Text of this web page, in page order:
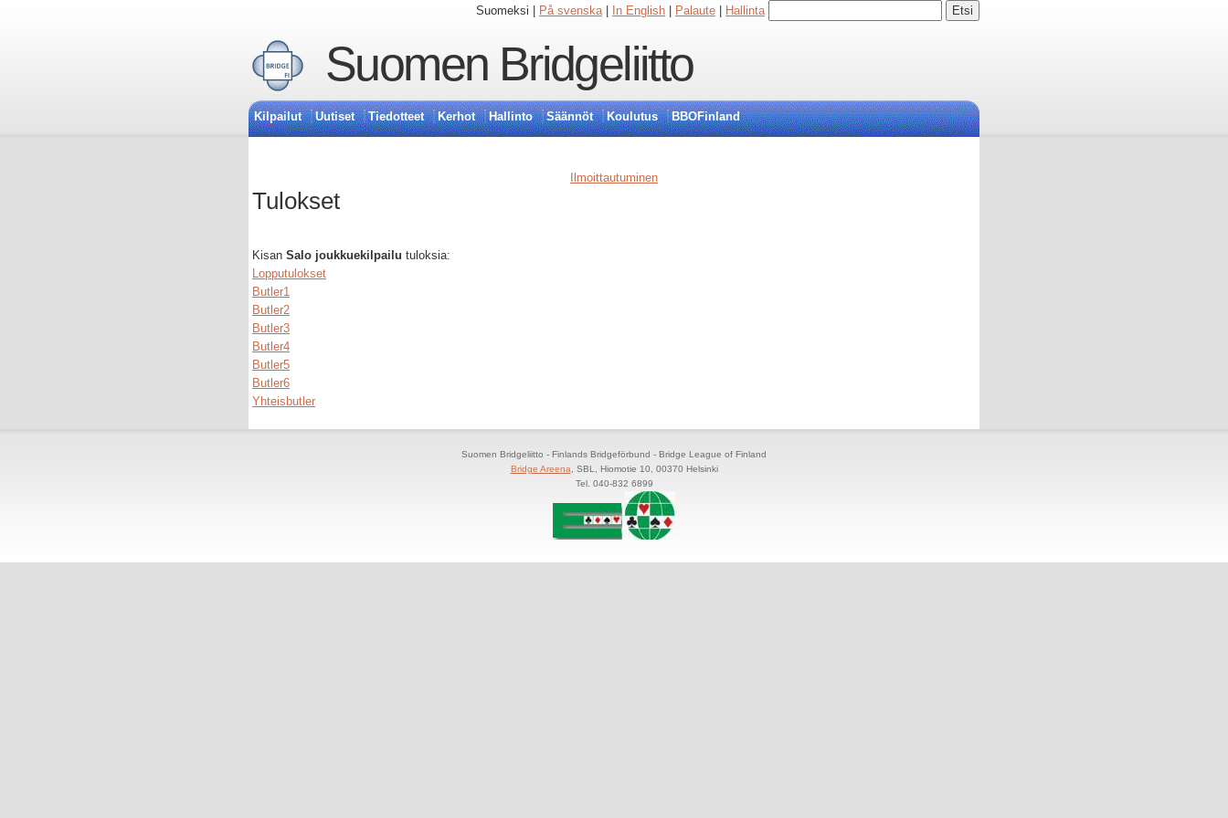
Suomeksi | På svenska| In English Palaute Hallinta
Suomen Bridgeliitto
Kilpailut Uutiset Tiedotteet Kerhot Hallinto Säännöt Koulutus BBOFinland
Ilmoittautuminen
Tulokset
Kisan Salo joukkuekilpailu tuloksia:
Lopputulokset
Butler1
Butler2
Butler3
Butler4
Butler5
Butler6
Yhteisbutler
Suomen Bridgeliitto - Finlands Bridgeförbund - Bridge League of Finland
Bridge Areena , SBL, Hiomotie 10, 00370 Helsinki
Tel. 040-832 6899